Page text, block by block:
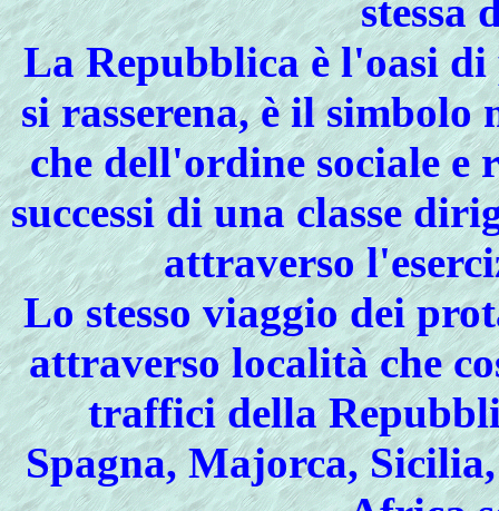
stessa
La Repubblica è l'oasi
si rasserena, è il
che dell'ordine sociale e
successi di una classe
attraverso
Lo stesso viaggio dei
attraverso località che
traffici della
Spagna, Majorca,